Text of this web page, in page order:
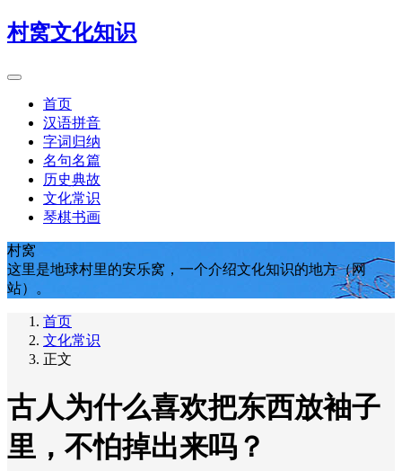
村窝文化知识
首页
汉语拼音
字词归纳
名句名篇
历史典故
文化常识
琴棋书画
村窝
这里是地球村里的安乐窝，一个介绍文化知识的地方（网
站）。
首页
文化常识
正文
古人为什么喜欢把东西放袖子
里，不怕掉出来吗？